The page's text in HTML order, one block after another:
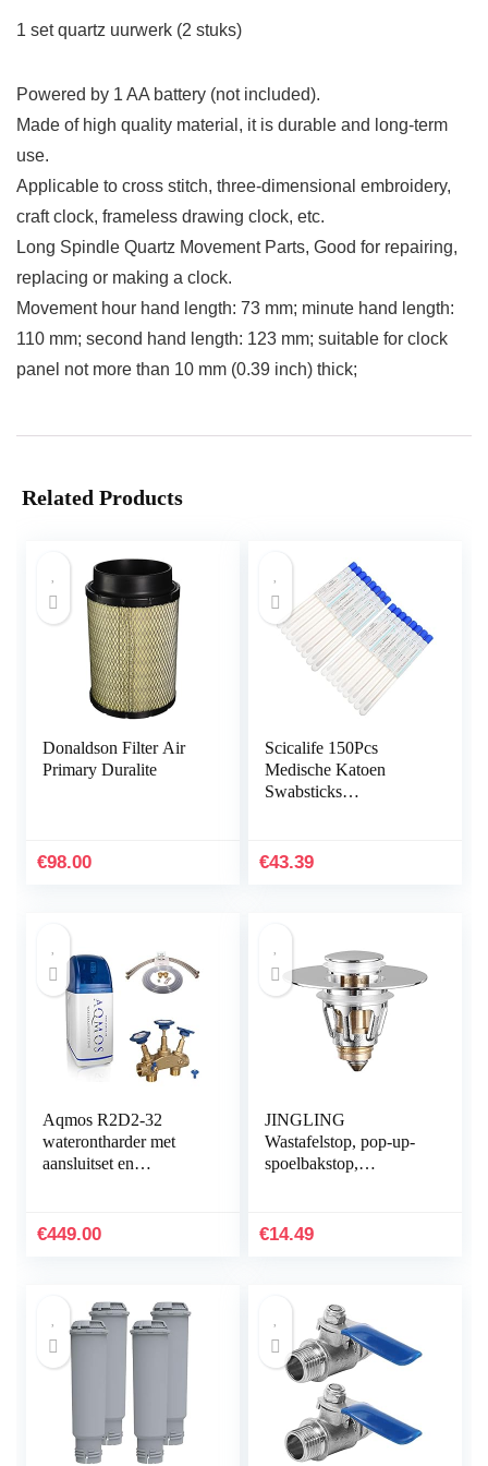
1 set quartz uurwerk (2 stuks)
Powered by 1 AA battery (not included).
Made of high quality material, it is durable and long-term
use.
Applicable to cross stitch, three-dimensional embroidery,
craft clock, frameless drawing clock, etc.
Long Spindle Quartz Movement Parts, Good for repairing,
replacing or making a clock.
Movement hour hand length: 73 mm; minute hand length:
110 mm; second hand length: 123 mm; suitable for clock
panel not more than 10 mm (0.39 inch) thick;
Related Products
Donaldson Filter Air
Primary Duralite
€98.00
Scicalife 150Pcs
Medische Katoen
Swabsticks
Applicator Swabs Voor
€43.39
Aqmos R2D2-32
waterontharder met
aansluitset en
personen,
€449.00
JINGLING
Wastafelstop, pop-up-
spoelbakstop,
spoelbakstop met filter
€14.49